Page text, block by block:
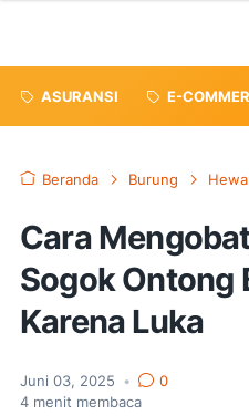
ASURANSI E-
Beranda Burung
Cara
Sogok Ontong
Karena Luka
Juni 03, 2025 •
0
4 menit membaca